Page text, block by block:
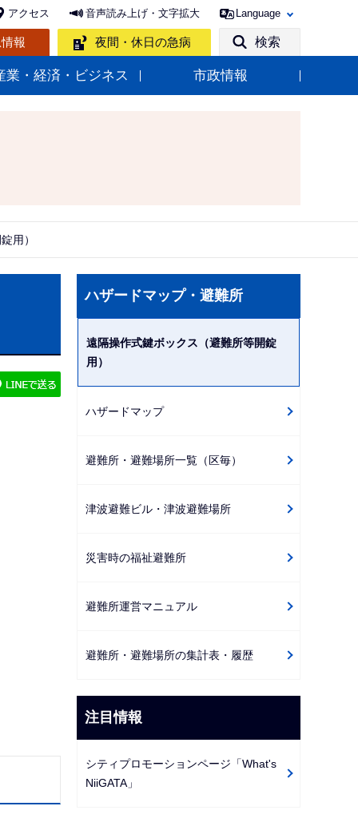
アクセス 音声読み上げ・文字拡大 Language
報 夜間・休日の急病 検索
業・経済・ビジネス 市政情報
用）
ビ
シ
ン
こ
ら
ハザードマップ・避難所
遠隔操作式鍵ボックス（避難所等開錠
用）
ハザードマップ
避難所・避難場所一覧（区毎）
津波避難ビル・津波避難場所
災害時の福祉避難所
避難所運営マニュアル
避難所・避難場所の集計表・履歴
注目情報
シティプロモーションページ「What's
NiiGATA」